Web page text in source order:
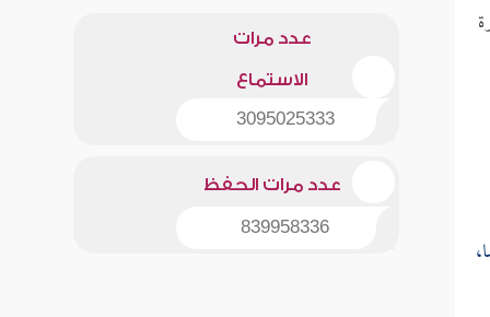
عدد مرات
الاستماع
3095025333
عدد مرات الحفظ
839958336